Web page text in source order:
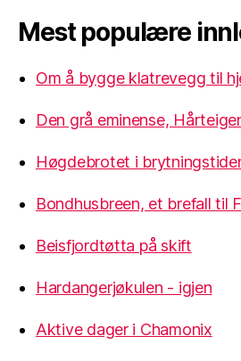
Mest populære
Om å bygge klatrevegg til
Den grå eminense,
Høgdebrotet i
Bondhusbreen, et brefall til
Beisfjordtøtta på skift
Hardangerjøkulen - igjen
Aktive dager i Chamonix